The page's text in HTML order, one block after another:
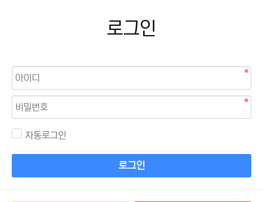
로그인
자동로그인
로그인